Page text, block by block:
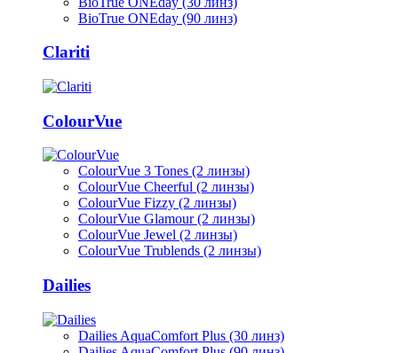
BioTrue ONEday (90 линз)
Clariti
ColourVue
ColourVue 3 Tones (2 линзы)
ColourVue Cheerful (2 линзы)
ColourVue Fizzy (2 линзы)
ColourVue Glamour (2 линзы)
ColourVue Jewel (2 линзы)
ColourVue Trublends (2 линзы)
Dailies
Dailies AquaComfort Plus (30 линз)